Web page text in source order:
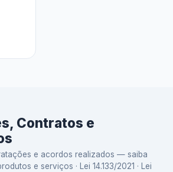
Contratos e
e acordos realizados — saiba
e serviços · Lei 14.133/2021 · Lei